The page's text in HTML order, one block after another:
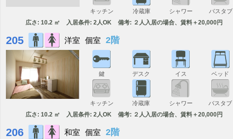
キッチン 冷蔵庫 シャワー バスタブ
広さ: 10.2 ㎡ 入居条件: 2人OK 備考: ２人入居の場合、賃料＋20,000円
205 洋室 個室 2階
鍵 デスク イス ベッド
キッチン 冷蔵庫 シャワー バスタブ
広さ: 10.2 ㎡ 入居条件: 2人OK 備考: ２人入居の場合、賃料＋20,000円
206 和室 個室 2階